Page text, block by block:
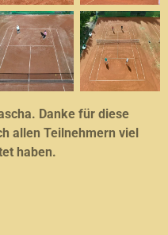
Danke für diese
allen Teilnehmern viel
haben.